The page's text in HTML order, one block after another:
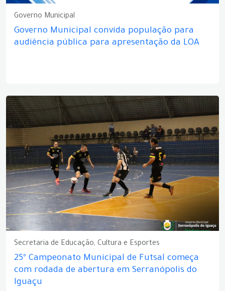
Governo Municipal
Governo Municipal convida população para
audiência pública para apresentação da LOA
Secretaria de Educação, Cultura e Esportes
25º Campeonato Municipal de Futsal começa
com rodada de abertura em Serranópolis do
Iguaçu